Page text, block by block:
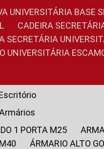
UNIVERSITÁRIA BASE
CADEIRA
SECRETÁRIA
UNIVERSITÁRIA
Escritório
Armários
1 PORTA M25
ÁRMARIO ALTO